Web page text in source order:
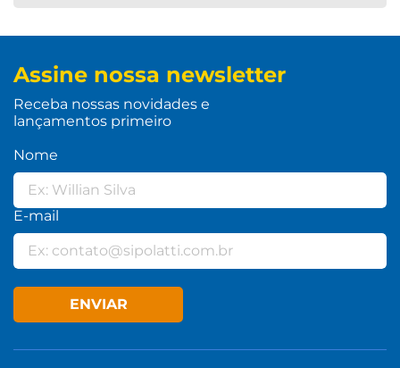
Assine nossa newsletter
Receba nossas novidades e
lançamentos primeiro
Nome
E-mail
ENVIAR